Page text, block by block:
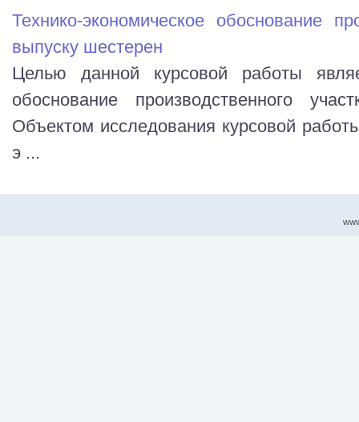
Технико-экономическое обоснование
выпуску шестерен
Целью данной курсовой работы
обоснование производственного
Объектом исследования курсовой
э ...